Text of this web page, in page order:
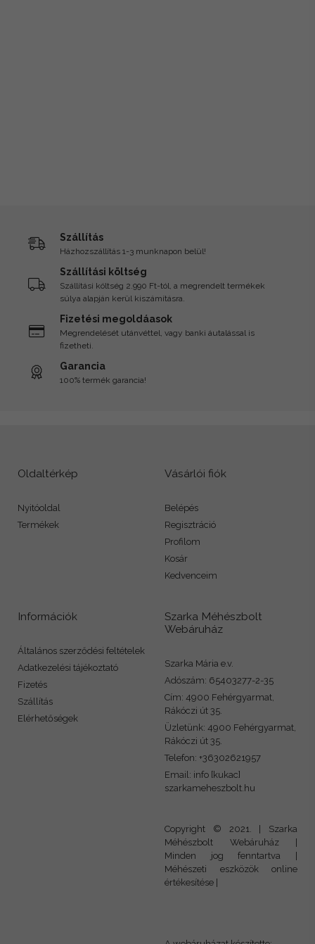
Szállítás
Házhozszállítás 1-3 munknapon belül!
Szállítási költség
Szállítási költség 2.990 Ft-tól, a megrendelt termékek
súlya alapján kerül kiszámításra.
Fizetési megoldáasok
Megrendelését utánvéttel, vagy banki áutalással is
fizetheti.
Garancia
100% termék garancia!
Oldaltérkép
Nyitóoldal
Termékek
Vásárlói fiók
Belépés
Regisztráció
Profilom
Kosár
Kedvenceim
Információk
Általános szerződési feltételek
Adatkezelési tájékoztató
Fizetés
Szállítás
Elérhetőségek
Szarka Méhészbolt
Webáruház
Szarka Mária e.v.
Adószám: 65403277-2-35
Cím: 4900 Fehérgyarmat,
Rákóczi út 35.
Üzletünk: 4900 Fehérgyarmat,
Rákóczi út 35.
Telefon: +36302621957
Email: info [kukac]
szarkameheszbolt.hu
Copyright © 2021. | Szarka
Méhészbolt Webáruház |
Minden jog fenntartva |
Méhészeti eszközök online
értékesítése |